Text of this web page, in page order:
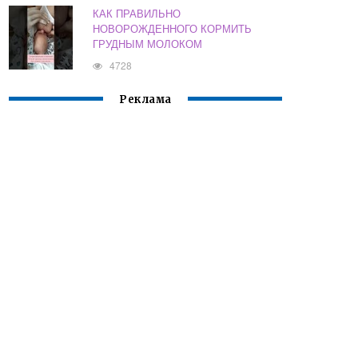
КАК ПРАВИЛЬНО
НОВОРОЖДЕННОГО КОРМИТЬ
ГРУДНЫМ МОЛОКОМ
4728
Реклама